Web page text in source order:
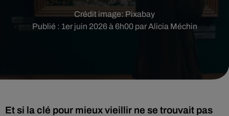
Publié : 1er juin 2026 à 6h00 par Alicia Méchin
Crédit image: Pixabay
Et si la clé pour mieux vieillir ne se trouvait pas